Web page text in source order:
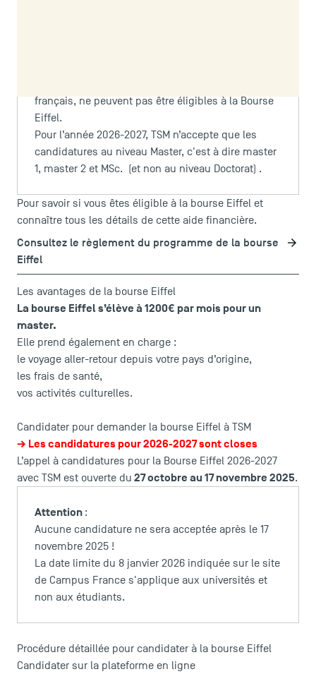
ACCÈS DIRECTS
Actualités
Agenda
Recrutement
Brochures
Logos et identité graphique
français, ne peuvent pas être éligibles à la Bourse
Eiffel.
Pour l’année 2026-2027, TSM n’accepte que les
candidatures au niveau Master, c'est à dire master
1, master 2 et MSc. (et non au niveau Doctorat) .
Pour savoir si vous êtes éligible à la bourse Eiffel et
connaître tous les détails de cette aide financière.
Consultez le règlement du programme de la bourse
Eiffel
Les avantages de la bourse Eiffel
La bourse Eiffel s’élève à 1200€ par mois pour un
master.
Elle prend également en charge :
le voyage aller-retour depuis votre pays d’origine,
les frais de santé,
vos activités culturelles.
Candidater pour demander la bourse Eiffel à TSM
→ Les candidatures pour 2026-2027 sont closes
L’appel à candidatures pour la Bourse Eiffel 2026-2027
avec TSM est ouverte du 27 octobre au 17 novembre 2025.
Attention :
Aucune candidature ne sera acceptée après le 17
novembre 2025 !
La date limite du 8 janvier 2026 indiquée sur le site
de Campus France s'applique aux universités et
non aux étudiants.
Procédure détaillée pour candidater à la bourse Eiffel
Candidater sur la plateforme en ligne